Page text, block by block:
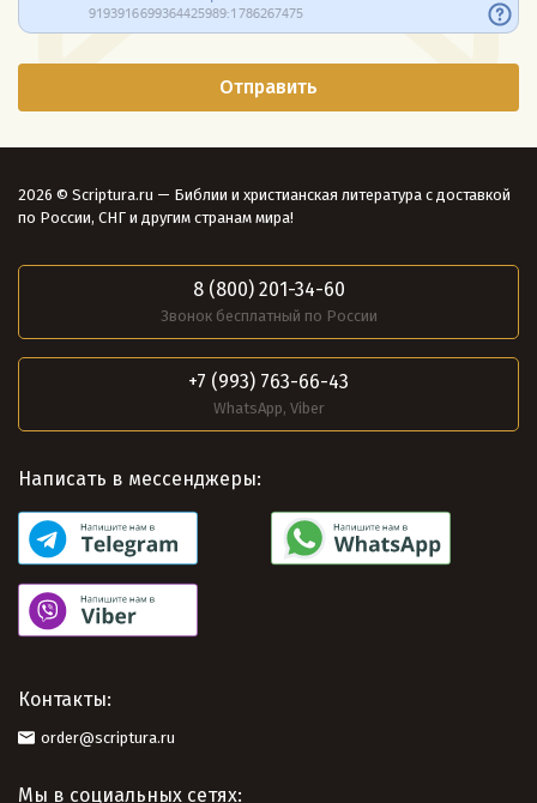
2026 © Scriptura.ru — Библии и христианская литература с доставкой
по России, СНГ и другим странам мира!
8 (800) 201-34-60
Звонок бесплатный по России
+7 (993) 763-66-43
WhatsApp, Viber
Написать в мессенджеры:
Контакты:
order@scriptura.ru
Мы в социальных сетях: